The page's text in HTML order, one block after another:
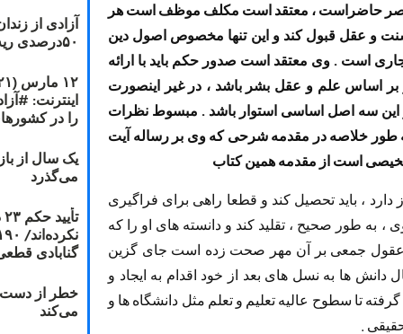
عصر حاضراست ، معتقد است مکلف موظف است هر
و عقل قبول کند و این تنها مخصوص اصول دین
است . وی معتقد است صدور حکم باید با ارائه
بر اساس علم و عقل بشر باشد ، در غیر اینصورت
این سه اصل اساسی استوار باشد . مبسوط نظرات
طور خلاصه در مقدمه شرحی که وی بر رساله آیت
است از مقدمه همین کتاب
دارد ، باید تحصیل کند و قطعا راهی برای فراگیری
، به طور صحیح ، تقلید کند و دانسته های او را که
عقول جمعی بر آن مهر صحت زده است جای گزین
ها به نسل های بعد از خود اقدام به ایجاد و
تا سطوح عالیه تعلیم و تعلم مثل دانشگاه ها و
.
آزادی از
۵۰درصدی ریه مصطفی دانشجو
را در
یک سال از
می‌گذرد
گنابادی
خطر از دست
می‌کند